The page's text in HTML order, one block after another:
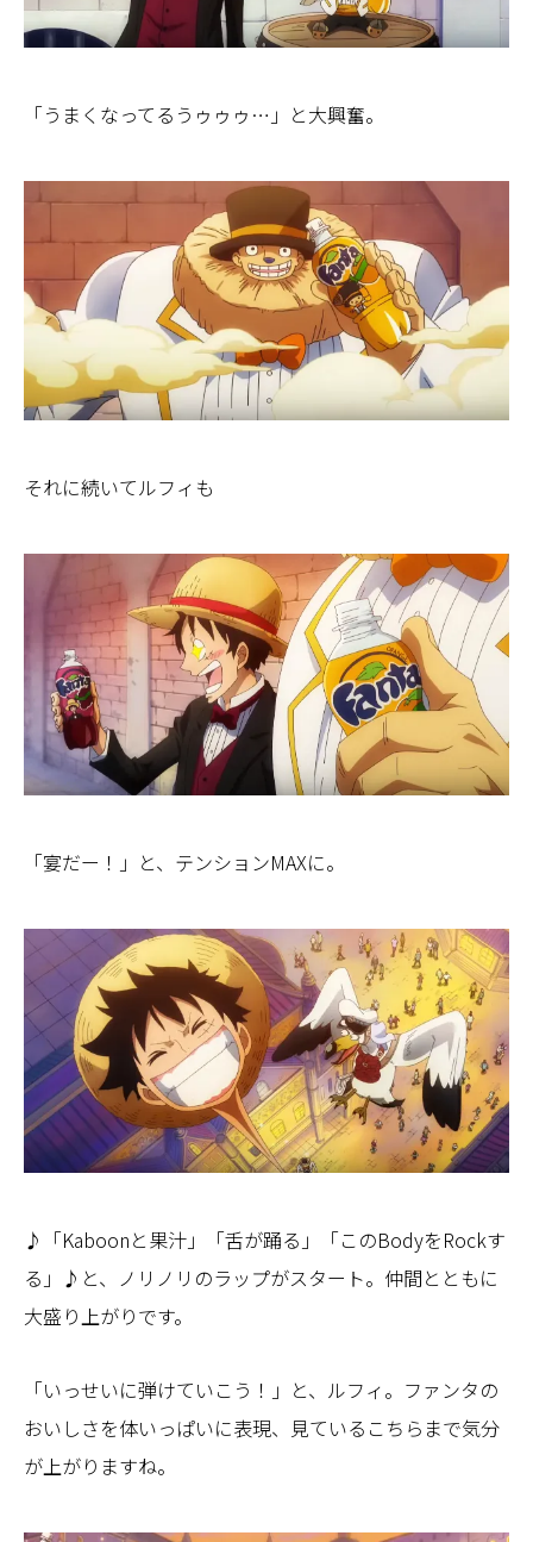
「うまくなってるうゥゥゥ…」と大興奮。
それに続いてルフィも
「宴だー！」と、テンションMAXに。
♪「Kaboonと果汁」「舌が踊る」「このBodyをRockす
る」♪と、ノリノリのラップがスタート。仲間とともに
大盛り上がりです。
「いっせいに弾けていこう！」と、ルフィ。ファンタの
おいしさを体いっぱいに表現、見ているこちらまで気分
が上がりますね。